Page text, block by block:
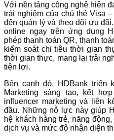
Với nền tảng công nghệ hiện
trải nghiệm của chủ thẻ Visa
đến quản lý và theo dõi ưu
online ngay trên ứng dụng
phép thanh toán QR, thanh
kiểm soát chi tiêu thời gian
thời gian thực, mang lại trải
tiện lợi.
Bên cạnh đó, HDBank triển
Marketing sáng tạo, kết
influencer marketing và liên
đầu. Những nỗ lực này giúp
hệ khách hàng trẻ, năng
dịch vụ và mức độ nhận diện